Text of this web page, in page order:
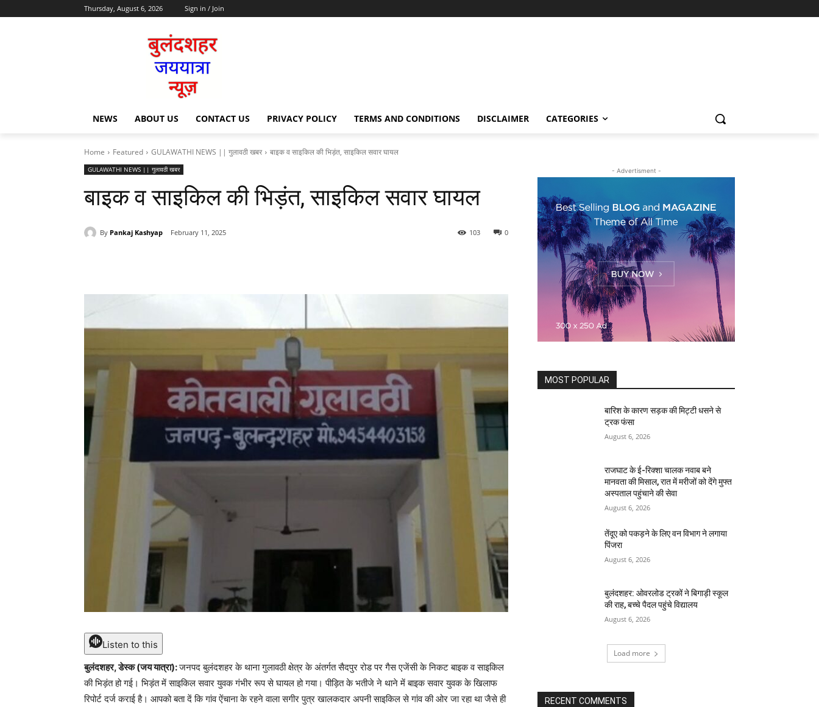
Thursday, August 6, 2026 Sign in / Join
NEWS ABOUT US CONTACT US PRIVACY POLICY TERMS AND CONDITIONS DISCLAIMER CATEGORIES
Home Featured GULAWATHI NEWS || गुलावठी खबर बाइक व साइकिल की भिड़ंत, साइकिल सवार घायल
GULAWATHI NEWS || गुलावठी खबर
बाइक व साइकिल की भिड़ंत, साइकिल सवार घायल
By Pankaj Kashyap February 11, 2025 0
103
Listen to this
बुलंदशहर, डेस्क (जय यात्रा):जनपद बुलंदशहर के थाना गुलावठी क्षेत्र के अंतर्गत सैदपुर रोड पर गैस एजेंसी के निकट बाइक व साइकिल
की भिड़ंत हो गई। भिड़ंत में साइकिल सवार युवक गंभीर रूप से घायल हो गया। पीड़ित के भतीजे ने थाने में बाइक सवार युवक के खिलाफ
रिपोर्ट दर्ज कराई है। आपको बता दें कि गांव ऐंचाना के रहने वाला सगीर पुत्र खालकदार अपनी साइकिल से गांव की ओर जा रहा था जैसे ही
- Advertisment -
MOST POPULAR
बारिश के कारण सड़क की मिट्टी धसने से
ट्रक फंसा
August 6, 2026
राजघाट के ई-रिक्शा चालक नवाब बने
मानवता की मिसाल, रात में मरीजों को देंगे मुफ्त
अस्पताल पहुंचाने की सेवा
August 6, 2026
तेंदूए को पकड़ने के लिए वन विभाग ने लगाया
पिंजरा
August 6, 2026
बुलंदशहर: ओवरलोड ट्रकों ने बिगाड़ी स्कूल
की राह, बच्चे पैदल पहुंचे विद्यालय
August 6, 2026
Load more
RECENT COMMENTS